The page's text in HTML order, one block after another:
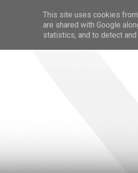
This site uses cookies
are shared with Google
statistics, and to detect